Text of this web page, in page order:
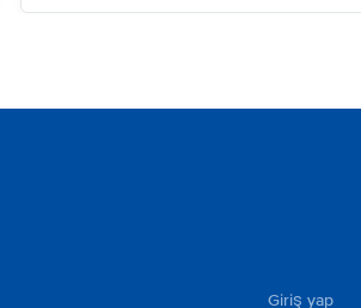
Giriş yap